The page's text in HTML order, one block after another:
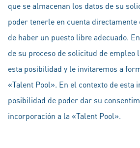
que se almacenan los datos de su
poder tenerle en cuenta directamente
de haber un puesto libre adecuado.
de su proceso de solicitud de empleo
esta posibilidad y le invitaremos a
«Talent Pool». En el contexto de esta
posibilidad de poder dar su
incorporación a la «Talent Pool».